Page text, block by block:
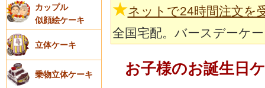
カップル
似顔絵ケーキ
立体ケーキ
乗物立体ケーキ
★ネットで24時間注文を
全国宅配。バースデーケ
お子様のお誕生日